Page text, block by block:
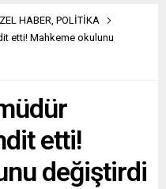
HABER, POLİTİKA
etti! Mahkeme okulunu
etti!
değiştirdi